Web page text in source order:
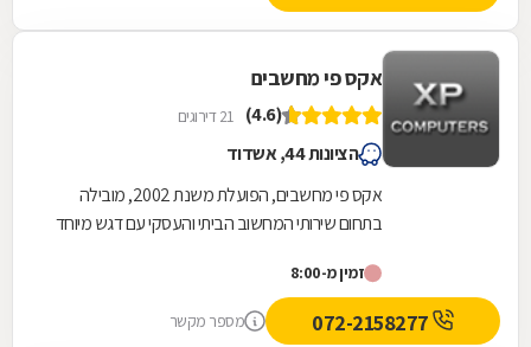
אקס פי מחשבים
(4.6) 21 דירוגים
הציונות 44, אשדוד
אקס פי מחשבים, הפועלת משנת 2002, מובילה
בתחום שירותי המחשוב הביתי והעסקי עם דגש מיוחד
עד לדלת...
זמין מ-8:00
מספר מקשר